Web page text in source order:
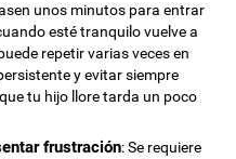
unos minutos para entrar
esté tranquilo vuelve a
repetir varias veces en
y evitar siempre
tu hijo llore tarda un poco
frustración: Se requiere